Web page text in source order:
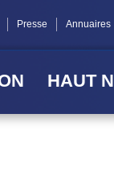
Presse Annuaires
HAUT